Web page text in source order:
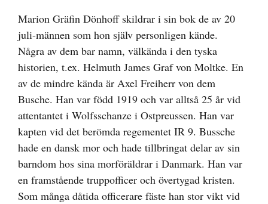
Marion Gräfin Dönhoff skildrar i sin bok de av 20
juli-männen som hon själv personligen kände.
Några av dem bar namn, välkända i den tyska
historien, t.ex. Helmuth James Graf von Moltke. En
av de mindre kända är Axel Freiherr von dem
Busche. Han var född 1919 och var alltså 25 år vid
attentantet i Wolfsschanze i Ostpreussen. Han var
kapten vid det berömda regementet IR 9. Bussche
hade en dansk mor och hade tillbringat delar av sin
barndom hos sina morföräldrar i Danmark. Han var
en framstående truppofficer och övertygad kristen.
Som många dåtida officerare fäste han stor vikt vid